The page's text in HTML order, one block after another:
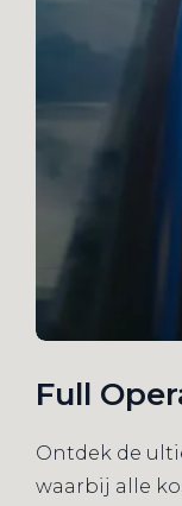
Full
Ontdek de
waarbij alle